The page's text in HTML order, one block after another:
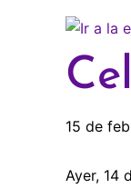
15 de
Ayer, 14